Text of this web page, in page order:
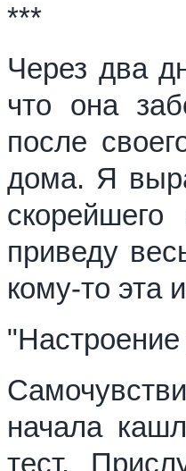
***
Через два
что она
после
дома. Я
приведу
кому-то эта
начала
тест.